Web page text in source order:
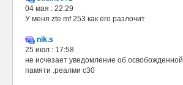
04 мая : 22:29
У меня zte mf 253 как его разлочит
nik.s
25 июл : 17:58
не исчезает уведомление об освобожденной
памяти .реалми с30